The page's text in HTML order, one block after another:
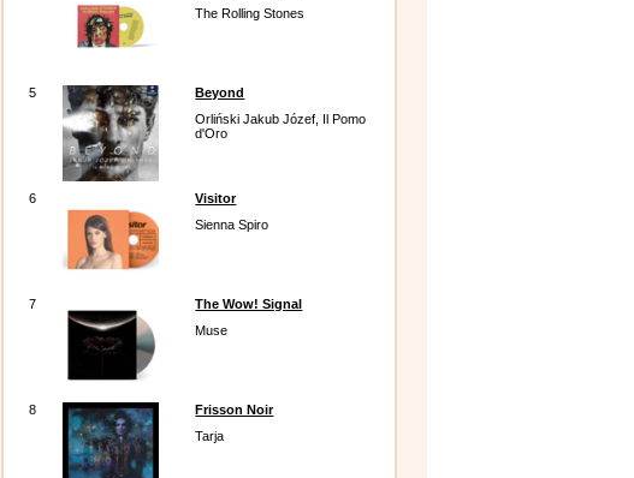
The Rolling Stones
5
Beyond
Orliński Jakub Józef, Il Pomo
d'Oro
6
Visitor
Sienna Spiro
7
The Wow! Signal
Muse
8
Frisson Noir
Tarja